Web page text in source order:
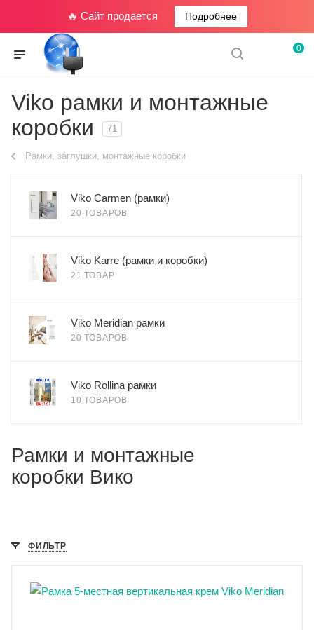
🔥 Сайт продается Подробнее
0
Viko рамки и монтажные
коробки
71
Рамки, заглушки, монтажные коробки
Viko Carmen (рамки)
20 ТОВАРОВ
Viko Karre (рамки и коробки)
21 ТОВАР
Viko Meridian рамки
20 ТОВАРОВ
Viko Rollina рамки
10 ТОВАРОВ
Рамки и монтажные
коробки Вико
ФИЛЬТР